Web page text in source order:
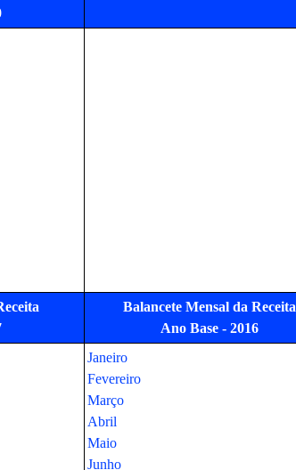
Balancete Mensal da Receita
Ano Base - 2016
Janeiro
Fevereiro
Março
Abril
Maio
Junho
Balancete Mensal da Despesa
Janeiro
Fevereiro
Março
Abril
Janeiro
Fevereiro
Março
Abril